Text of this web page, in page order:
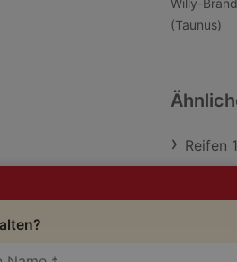
Willy-
(Taunus)
Reifen